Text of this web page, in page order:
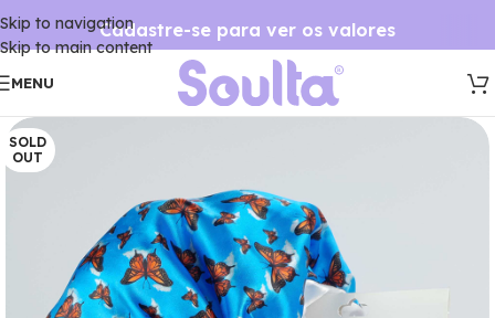
Skip to navigation
Skip to main content
Cadastre-se para ver os valores
MENU
SOLD
OUT